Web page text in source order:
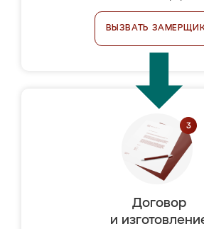
ВЫЗВАТЬ
Договор
и